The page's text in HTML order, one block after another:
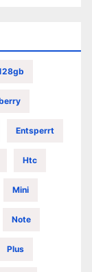
Entsperrt
Htc
Mini
Note
Plus